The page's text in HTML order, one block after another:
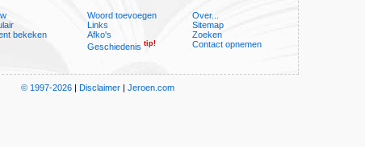
bekeken
Woord toevoegen
Links
Afko's
Geschiedenis tip!
Over...
Sitemap
Zoeken
Contact opnemen
© 1997-2026 Disclaimer Jeroen.com